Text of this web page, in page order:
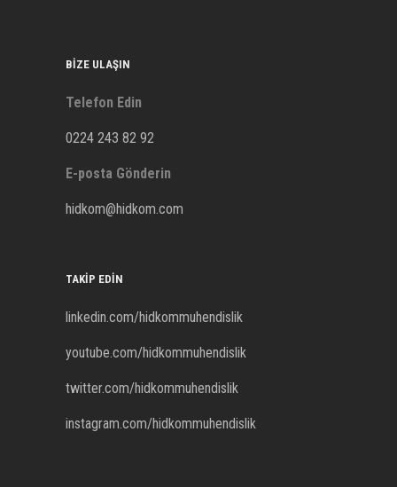
BIZE ULAŞIN
Telefon Edin
0224 243 82 92
E-posta Gönderin
hidkom@hidkom.com
TAKIP EDIN
linkedin.com/hidkommuhendislik
youtube.com/hidkommuhendislik
twitter.com/hidkommuhendislik
instagram.com/hidkommuhendislik